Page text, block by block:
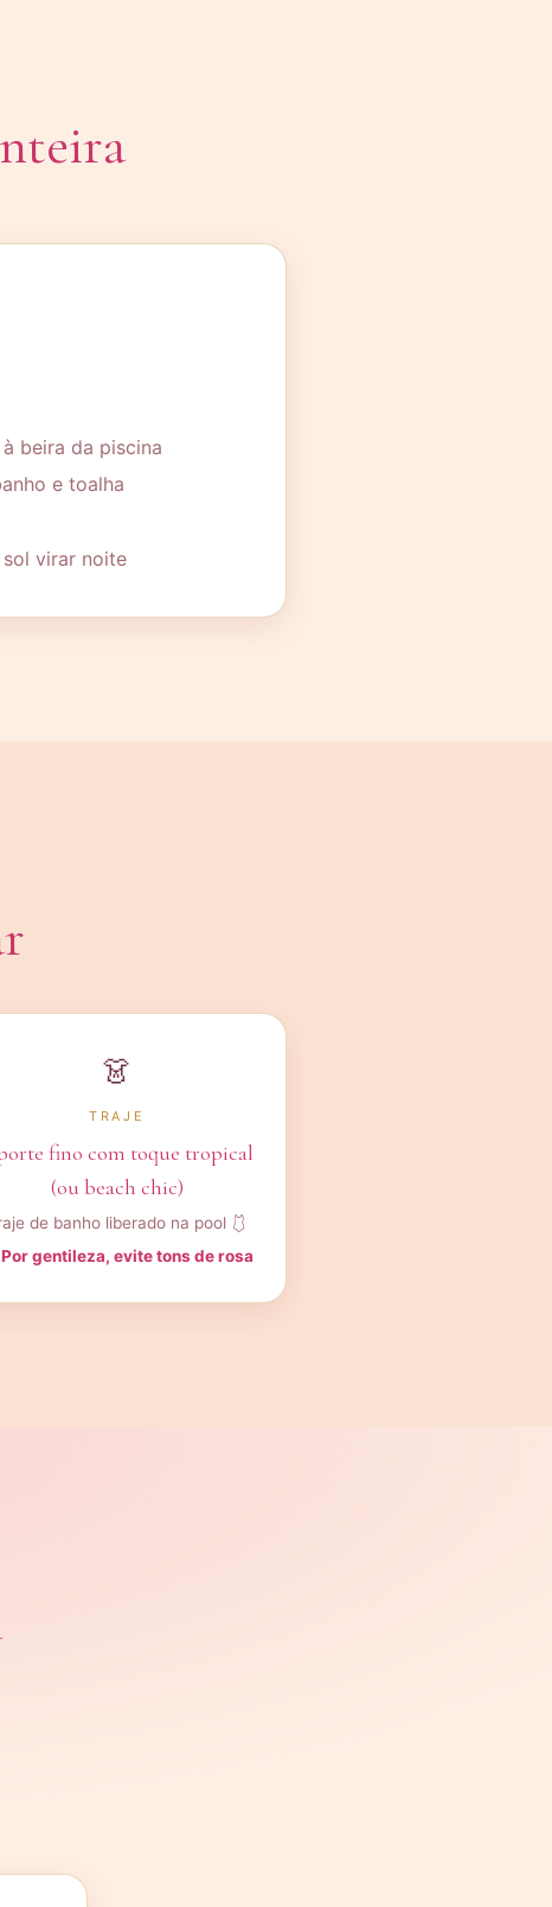
beira da piscina
e toalha
virar noite
👗
TRAJE
fino com toque tropical
(ou beach chic)
de banho liberado na pool 🩱
Por gentileza, evite tons de rosa